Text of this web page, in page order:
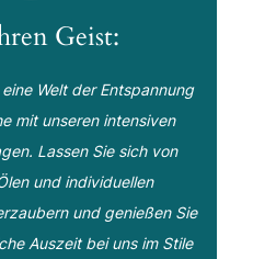
Geist:
Welt der Entspannung
mit unseren intensiven
Lassen Sie sich von
und individuellen
und genießen Sie
Auszeit bei uns im Stile